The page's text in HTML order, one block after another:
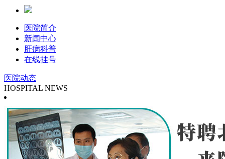
医院简介
新闻中心
肝病科普
在线挂号
医院动态
HOSPITAL NEWS